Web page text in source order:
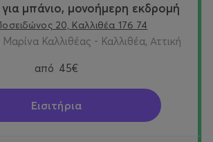
tubes, marine mattresses and
Stay about 1 hour! Afterwards, we
the uninhabited island of Moni,
to Perdika.
at the island of Aegina and we will
our disposal to admire the sights, walk,
μπάνιο, μονοήμερη εκδρομή
20, Καλλιθέα 176 74
Καλλιθέας - Καλλιθέα, Αττική
από 45€
Εισιτήρια